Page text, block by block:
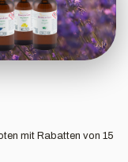
mit Rabatten von 15